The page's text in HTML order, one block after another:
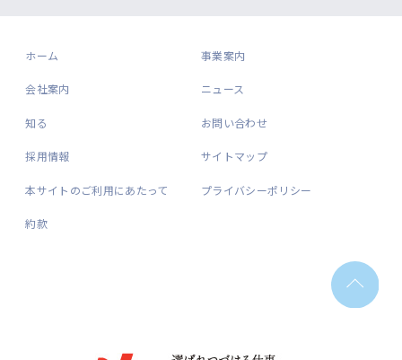
ホーム 事業案内
会社案内 ニュース
知る お問い合わせ
採用情報 サイトマップ
本サイトのご利用にあたって プライバシーポリシー
約款